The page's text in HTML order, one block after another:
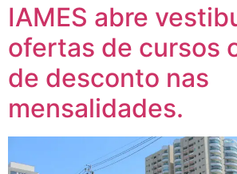
IAMES abre
ofertas de cursos
de desconto nas
mensalidades.